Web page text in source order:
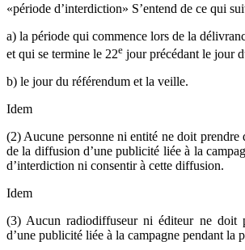
«période d’interdiction» S’entend de ce qui
a) la période qui commence lors de la
et qui se termine le 22e jour précédant le jour
b) le jour du référendum et la veille.
Idem
(2) Aucune personne ni entité ne doit prendre
de la diffusion d’une publicité liée à la
d’interdiction ni consentir à cette diffusion.
Idem
(3) Aucun radiodiffuseur ni éditeur ne doit
d’une publicité liée à la campagne pendant la